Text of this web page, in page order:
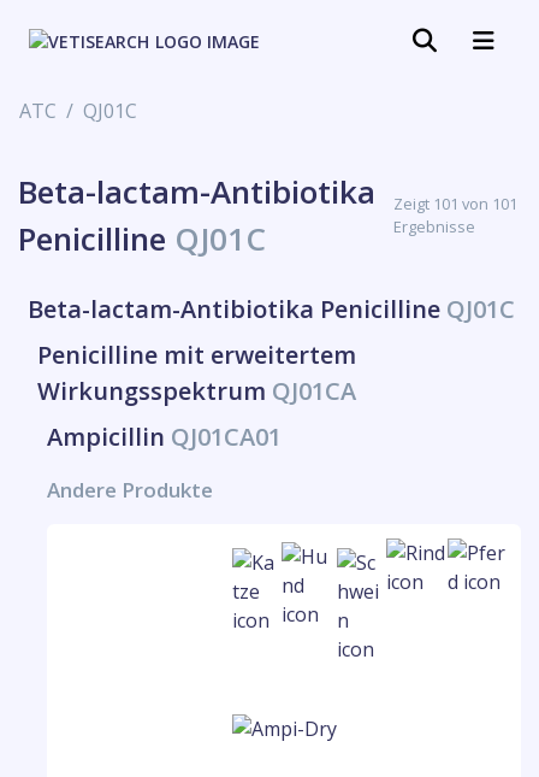
ATC QJ01C
Beta-lactam-Antibiotika
Penicilline QJ01C
Zeigt 101 von 101
Ergebnisse
Beta-lactam-Antibiotika Penicilline QJ01C
Penicilline mit erweitertem
Wirkungsspektrum QJ01CA
Ampicillin QJ01CA01
Andere Produkte